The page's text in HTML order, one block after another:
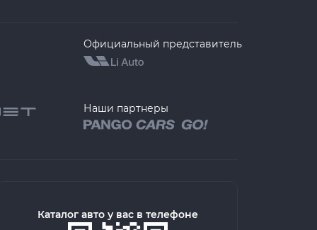
Официальный представитель
Наши партнеры
Каталог авто у вас в телефоне